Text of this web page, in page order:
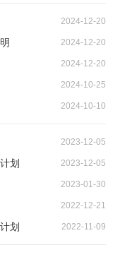
2024-12-20
2024-12-20
2024-12-20
2024-10-25
2024-10-10
2023-12-05
划 2023-12-05
2023-01-30
2022-12-21
划 2022-11-09